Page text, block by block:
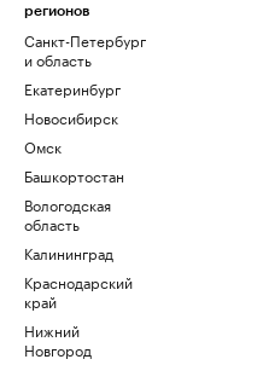
регионов
Санкт-Петербург
и область
Екатеринбург
Новосибирск
Омск
Башкортостан
Вологодская
область
Калининград
Краснодарский
край
Нижний
Новгород